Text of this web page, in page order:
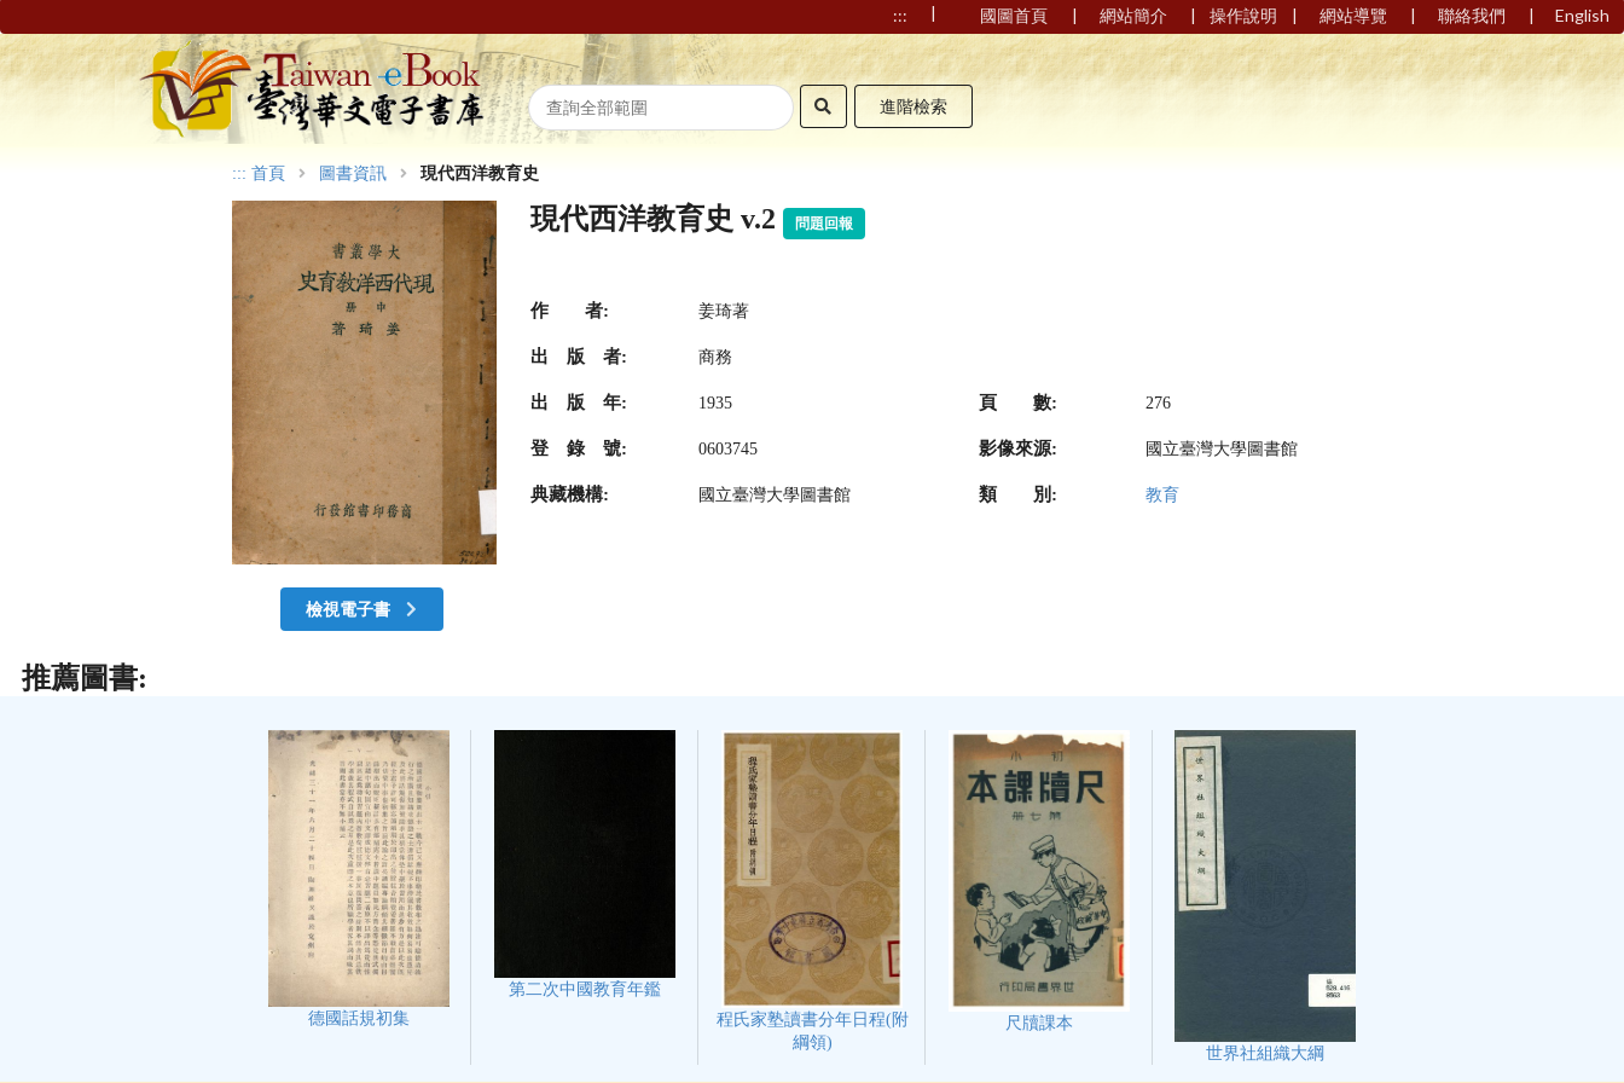
::: | 國圖首頁 | 網站簡介 | 操作說明 | 網站導覽 | 聯絡我們 | English
進階檢索
::: 首頁 圖書資訊 現代西洋教育史
檢視電子書
現代西洋教育史 v.2 問題回報
作 者: 姜琦著
出 版 者: 商務
出 版 年: 1935 頁 數: 276
登 錄 號: 0603745 影像來源: 國立臺灣大學圖書館
典藏機構: 國立臺灣大學圖書館 類 別: 教育
推薦圖書:
德國話規初集
第二次中國教育年鑑
程氏家塾讀書分年日程(附
綱領)
尺牘課本
世界社組織大綱